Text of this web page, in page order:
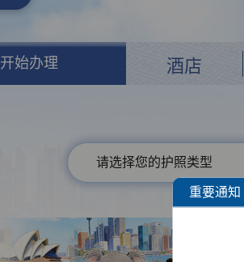
开始办理 酒店
请选择您的护照类型
重要通知